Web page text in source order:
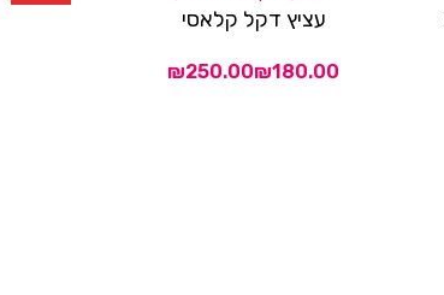
עציץ דקל קלאסי
₪
₪
HOT
בחר